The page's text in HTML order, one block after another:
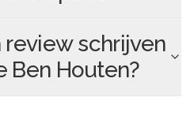
review schrijven
Ben Houten?